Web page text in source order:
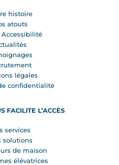
histoire
atouts
Accessibilité
légales
confidentialité
FACILITE L’ACCÈS
services
solutions
de maison
élévatrices